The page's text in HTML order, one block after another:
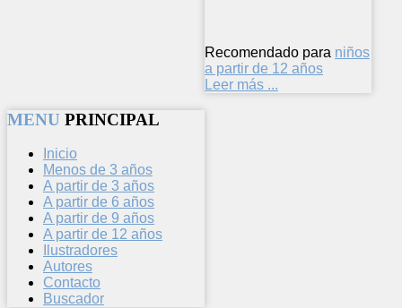
Recomendado para niños
a partir de 12 años
Leer más ...
MENU PRINCIPAL
Inicio
Menos de 3 años
A partir de 3 años
A partir de 6 años
A partir de 9 años
A partir de 12 años
Ilustradores
Autores
Contacto
Buscador